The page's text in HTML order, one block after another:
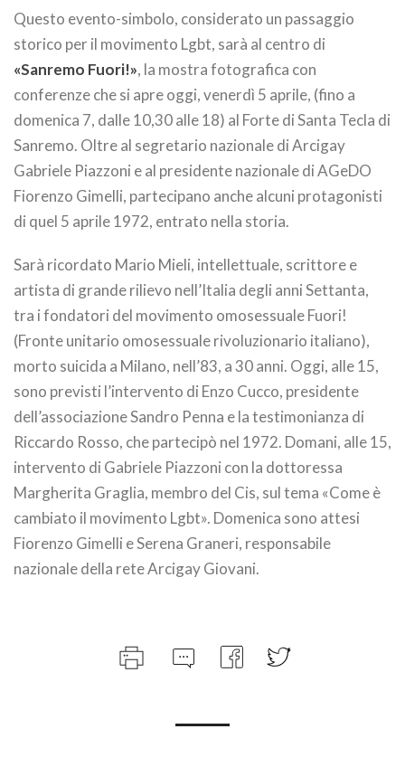
Questo evento-simbolo, considerato un passaggio
storico per il movimento Lgbt, sarà al centro di
«Sanremo Fuori!», la mostra fotografica con
conferenze che si apre oggi, venerdì 5 aprile, (fino a
domenica 7, dalle 10,30 alle 18) al Forte di Santa Tecla di
Sanremo. Oltre al segretario nazionale di Arcigay
Gabriele Piazzoni e al presidente nazionale di AGeDO
Fiorenzo Gimelli, partecipano anche alcuni protagonisti
di quel 5 aprile 1972, entrato nella storia.
Sarà ricordato Mario Mieli, intellettuale, scrittore e
artista di grande rilievo nell’Italia degli anni Settanta,
tra i fondatori del movimento omosessuale Fuori!
(Fronte unitario omosessuale rivoluzionario italiano),
morto suicida a Milano, nell’83, a 30 anni. Oggi, alle 15,
sono previsti l’intervento di Enzo Cucco, presidente
dell’associazione Sandro Penna e la testimonianza di
Riccardo Rosso, che partecipò nel 1972. Domani, alle 15,
intervento di Gabriele Piazzoni con la dottoressa
Margherita Graglia, membro del Cis, sul tema «Come è
cambiato il movimento Lgbt». Domenica sono attesi
Fiorenzo Gimelli e Serena Graneri, responsabile
nazionale della rete Arcigay Giovani.